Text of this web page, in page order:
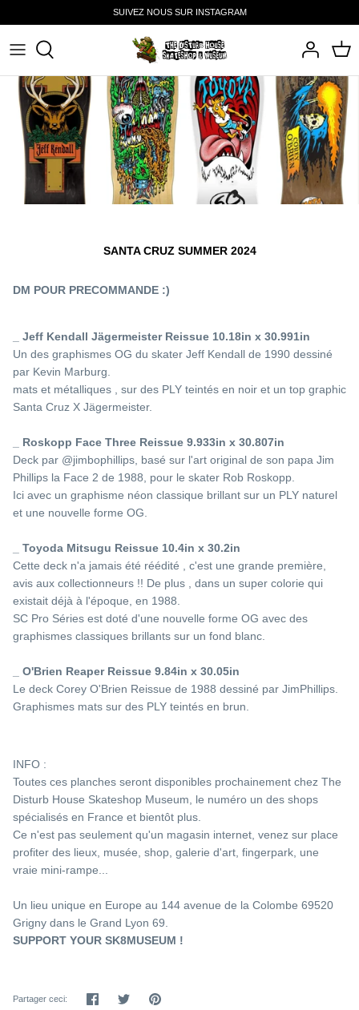
au
contenu
SUIVEZ NOUS SUR INSTAGRAM
BEST SELLERS
Vu récemment
DECK SLICK
WORLD INDUSTRIES DECK
SANTA CRUZ SUMMER 2024
DM POUR PRECOMMANDE :)
_ Jeff Kendall Jägermeister Reissue 10.18in x 30.991in
Un des graphismes OG du skater Jeff Kendall de 1990 dessiné
par Kevin Marburg.
mats et métalliques , sur des PLY teintés en noir et un top graphic
Santa Cruz X Jägermeister.
_ Roskopp Face Three Reissue 9.933in x 30.807in
Deck par @jimbophillips, basé sur l'art original de son papa Jim
Phillips la Face 2 de 1988, pour le skater Rob Roskopp.
Ici avec un graphisme néon classique brillant sur un PLY naturel
et une nouvelle forme OG.
_ Toyoda Mitsugu Reissue 10.4in x 30.2in
Cette deck n'a jamais été réédité , c'est une grande première,
avis aux collectionneurs !! De plus , dans un super colorie qui
existait déjà à l'époque, en 1988.
SC Pro Séries est doté d'une nouvelle forme OG avec des
graphismes classiques brillants sur un fond blanc.
_ O'Brien Reaper Reissue 9.84in x 30.05in
Le deck Corey O'Brien Reissue de 1988 dessiné par JimPhillips.
Graphismes mats sur des PLY teintés en brun.
INFO :
Toutes ces planches seront disponibles prochainement chez The
Disturb House Skateshop Museum, le numéro un des shops
spécialisés en France et bientôt plus.
Ce n'est pas seulement qu'un magasin internet, venez sur place
profiter des lieux, musée, shop, galerie d'art, fingerpark, une
vraie mini-rampe...
Un lieu unique en Europe au 144 avenue de la Colombe 69520
Grigny dans le Grand Lyon 69.
SUPPORT YOUR SK8MUSEUM !
Partager ceci: PartagerTweeterÉpingler